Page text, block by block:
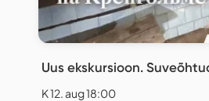
Uus ekskursioon.
K 12. aug 18:00